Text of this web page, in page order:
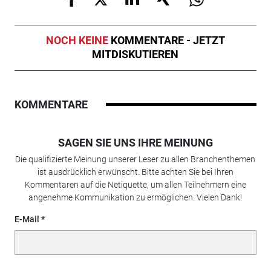
NOCH KEINE KOMMENTARE - JETZT
MITDISKUTIEREN
KOMMENTARE
SAGEN SIE UNS IHRE MEINUNG
Die qualifizierte Meinung unserer Leser zu allen Branchenthemen
ist ausdrücklich erwünscht. Bitte achten Sie bei Ihren
Kommentaren auf die Netiquette, um allen Teilnehmern eine
angenehme Kommunikation zu ermöglichen. Vielen Dank!
E-Mail